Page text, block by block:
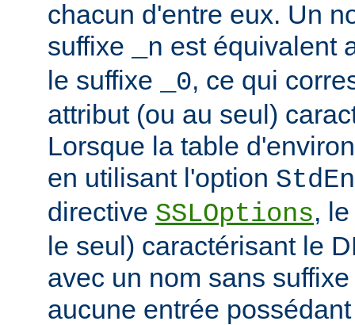
chacun d'entre eux. Un
suffixe
_n est équivalent
le suffixe
_0, ce qui
attribut (ou au seul)
Lorsque la table
en utilisant l'option
directive SSLOptions,
le seul) caractérisant le
avec un nom sans
aucune entrée